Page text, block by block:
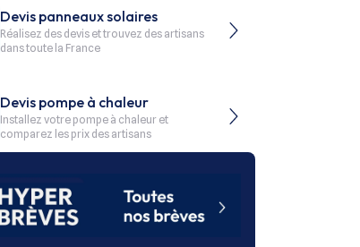
Devis panneaux solaires
Réalisez des devis et trouvez des artisans
dans toute la France
Devis pompe à chaleur
Installez votre pompe à chaleur et
comparez les prix des artisans